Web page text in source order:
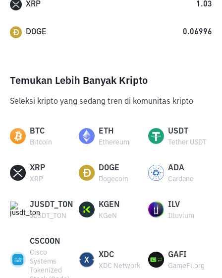
XRP 1.03
DOGE 0.06996
Temukan Lebih Banyak Kripto
Seleksi kripto yang sedang tren di komunitas kripto
BTC
Bitcoin
ETH
Ethereum
USDT
Tether USDT
XRP
XRP
DOGE
Dogecoin
ADA
Cardano
JUSDT_TON
JUSDT_TON
KGEN
KGeN
ILV
Illuvium
CSCOON
Cisco
Systems
Tokenized
XDC
XDC Network
GAFI
GameFi.org